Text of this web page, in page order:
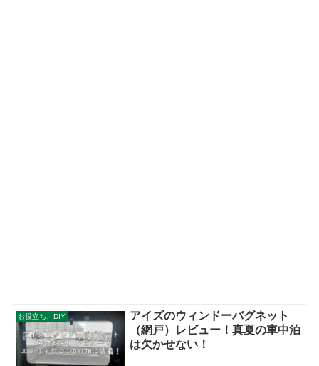
お役立ち、DIY
アイズのウィンドーバグネット
（網戸）レビュー！真夏の車中泊
は欠かせない！